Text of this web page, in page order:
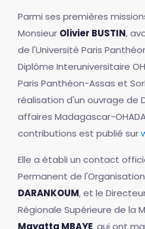
Parmi ses premières
Monsieur Olivier BUSTIN,
de l'Université Paris
Diplôme Interuniversitaire
Paris Panthéon-Assas et
réalisation d'un ouvrage de
affaires Madagascar-
contributions est publié sur
Elle a établi un contact
Permanent de l'Organisation
DARANKOUM, et le
Régionale Supérieure de la
Mayatta MBAYE, qui ont